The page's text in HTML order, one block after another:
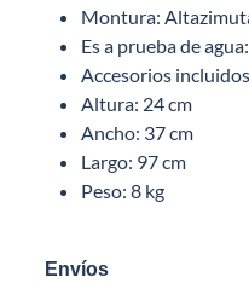
Montura:
Es a prueba de
Accesorios
Altura: 24 cm
Ancho: 37 cm
Largo: 97 cm
Peso: 8 kg
Envíos